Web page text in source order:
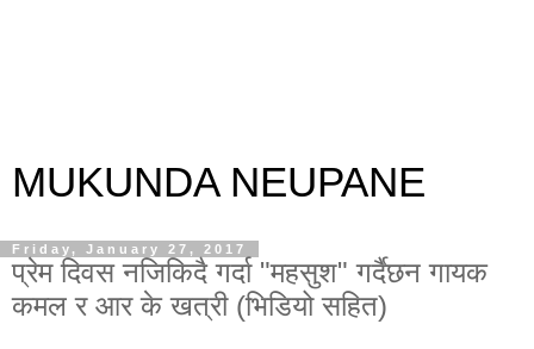
MUKUNDA NEUPANE
Friday, January 27, 2017
प्रेम दिवस नजिकिदै गर्दा "महसुश" गर्दैछन गायक
कमल र आर के खत्री (भिडियो सहित)